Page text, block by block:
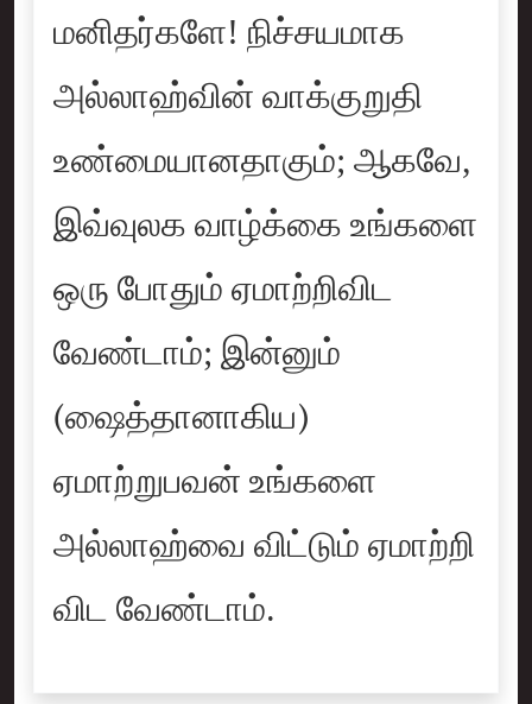
மனிதர்களே! நிச்சயமாக
அல்லாஹ்வின் வாக்குறுதி
உண்மையானதாகும்; ஆகவே,
இவ்வுலக வாழ்க்கை உங்களை
ஒரு போதும் ஏமாற்றிவிட
வேண்டாம்; இன்னும்
(ஷைத்தானாகிய)
ஏமாற்றுபவன் உங்களை
அல்லாஹ்வை விட்டும் ஏமாற்றி
விட வேண்டாம்.